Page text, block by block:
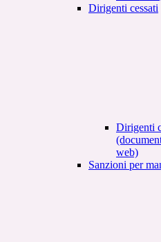
Dirigenti cessati
Dirigenti
web)
Sanzioni per